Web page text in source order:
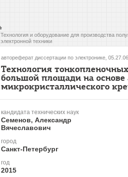
Технология и оборудование для производства
электронной техники
автореферат диссертации по электронике,
Технология
большой площади на
микрокристаллического
кандидата технических наук
Семенов, Александр
Вячеславович
город
Санкт-Петербург
год
2015